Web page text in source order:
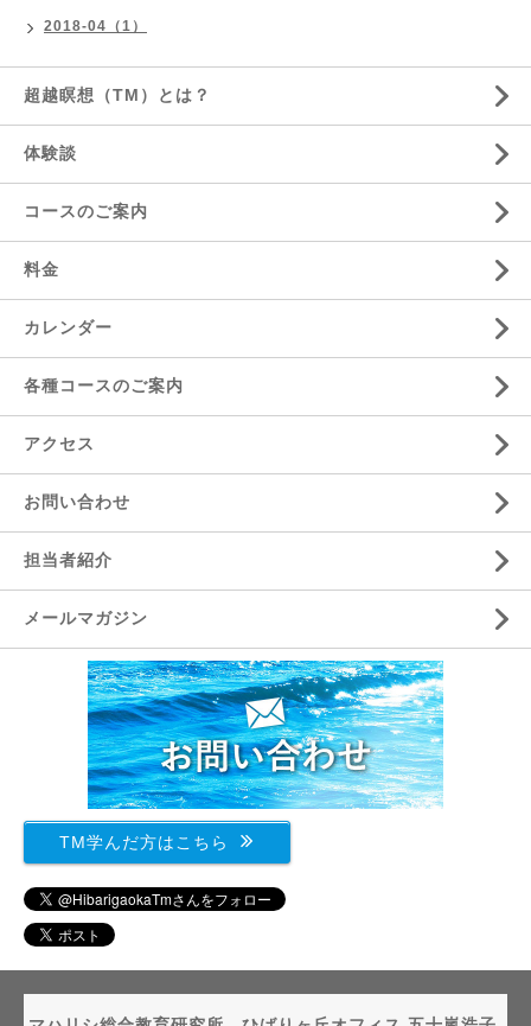
2018-04（1）
超越瞑想（TM）とは？
体験談
コースのご案内
料金
カレンダー
各種コースのご案内
アクセス
お問い合わせ
担当者紹介
メールマガジン
TM学んだ方はこちら